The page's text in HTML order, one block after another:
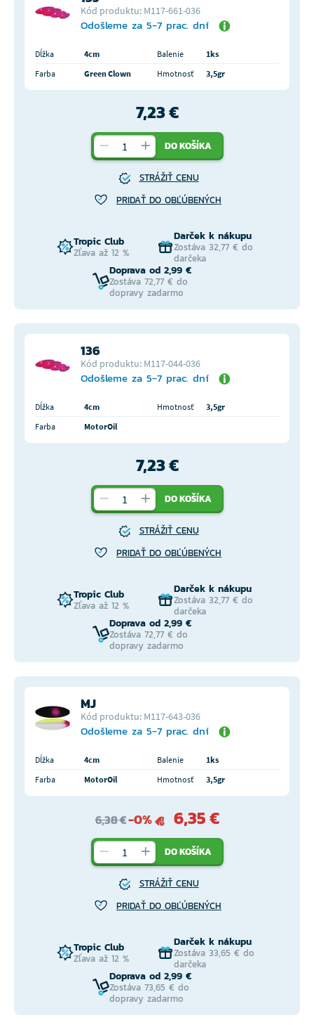
Kód produktu: M117-661-036
Odošleme za 5-7 prac. dní
Dĺžka 4cm Balenie
1ks
Farba
Green Clown Hmotnosť 3,5gr
7,23 €
DO KOŠÍKA
STRÁŽIŤ CENU
PRIDAŤ DO OBĽÚBENÝCH
Tropic Club
Zľava až 12 %
Darček k nákupu
Zostáva 32,77 € do
darčeka
Doprava od 2,99 €
Zostáva 72,77 € do
dopravy zadarmo
136
Kód produktu: M117-044-036
Odošleme za 5-7 prac. dní
Dĺžka 4cm Hmotnosť
3,5gr
Farba
MotorOil
7,23 €
DO KOŠÍKA
STRÁŽIŤ CENU
PRIDAŤ DO OBĽÚBENÝCH
Tropic Club
Zľava až 12 %
Darček k nákupu
Zostáva 32,77 € do
darčeka
Doprava od 2,99 €
Zostáva 72,77 € do
dopravy zadarmo
MJ
Kód produktu: M117-643-036
Odošleme za 5-7 prac. dní
Dĺžka 4cm Balenie
1ks
Farba
MotorOil Hmotnosť 3,5gr
6,38 €-0% 6,35 €
DO KOŠÍKA
STRÁŽIŤ CENU
PRIDAŤ DO OBĽÚBENÝCH
Tropic Club
Zľava až 12 %
Darček k nákupu
Zostáva 33,65 € do
darčeka
Doprava od 2,99 €
Zostáva 73,65 € do
dopravy zadarmo